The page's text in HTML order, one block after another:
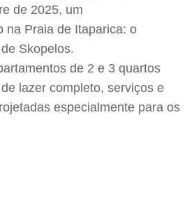
de 2025, um
na Praia de Itaparica: o
Skopelos.
de 2 e 3 quartos
lazer completo, serviços e
especialmente para os